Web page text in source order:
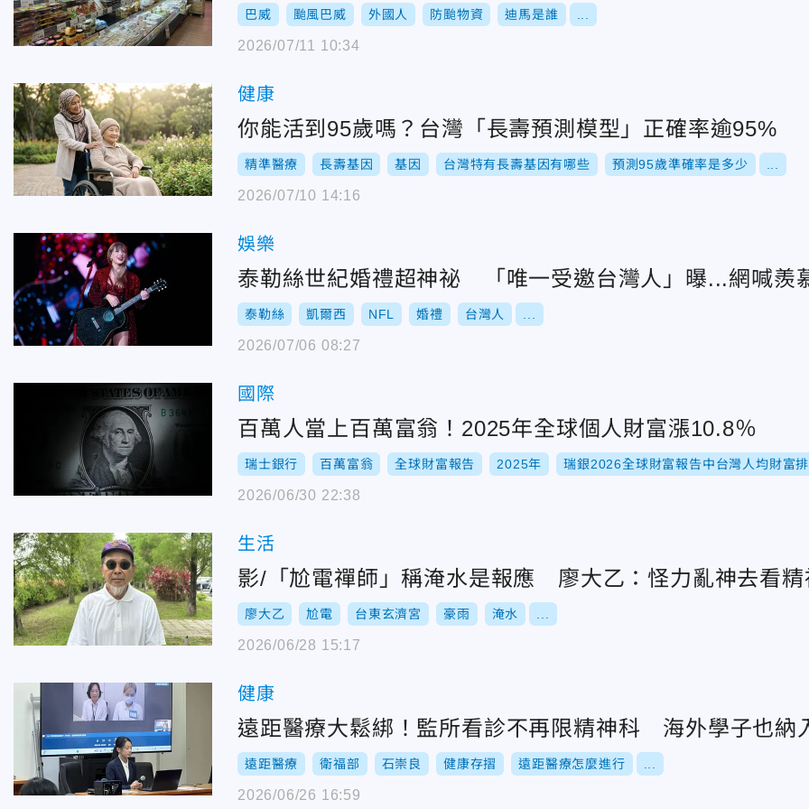
巴威 颱風巴威 外國人 防颱物資 迪馬是誰
2026/07/11 10:34
健康
你能活到95歲嗎？台灣「長壽預測模型」正確率逾95%
精準醫療 長壽基因 基因 台灣特有長壽基因有哪些 預測95歲準確率是多少
2026/07/10 14:16
娛樂
泰勒絲世紀婚禮超神祕 「唯一受邀台灣人」曝...網喊羨
泰勒絲 凱爾西 NFL 婚禮 台灣人
2026/07/06 08:27
國際
百萬人當上百萬富翁！2025年全球個人財富漲10.8％
瑞士銀行 百萬富翁 全球財富報告 2025年 瑞銀2026全球財富報告中台灣人均財富
2026/06/30 22:38
生活
影/「尬電禪師」稱淹水是報應 廖大乙：怪力亂神去看精
廖大乙 尬電 台東玄濟宮 豪雨 淹水
2026/06/28 15:17
健康
遠距醫療大鬆綁！監所看診不再限精神科 海外學子也納
遠距醫療 衛福部 石崇良 健康存摺 遠距醫療怎麼進行
2026/06/26 16:59